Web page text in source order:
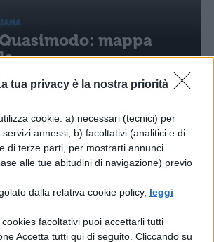
tua privacy è la nostra priorità
cookie: a) necessari (tecnici) per
annessi; b) facoltativi (analitici e di
di terze parti, per mostrarti annunci
alle tue abitudini di navigazione) previo
dalla relativa cookie policy, leggi
facoltativi puoi accettarli tutti
Accetta tutti qui di seguito. Cliccando su
mappa
di Salvatore